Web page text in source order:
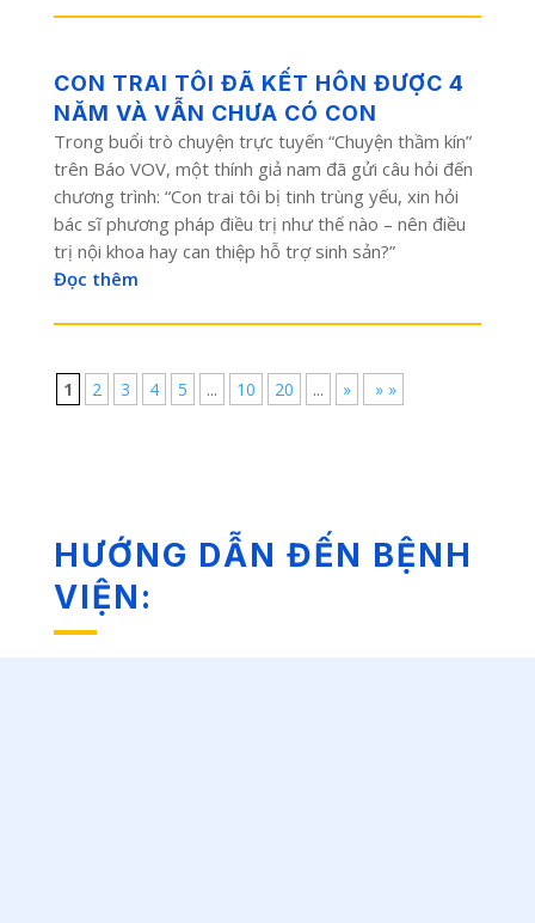
CON TRAI TÔI ĐÃ KẾT HÔN ĐƯỢC 4
NĂM VÀ VẪN CHƯA CÓ CON
Trong buổi trò chuyện trực tuyến “Chuyện thầm kín”
trên Báo VOV, một thính giả nam đã gửi câu hỏi đến
chương trình: “Con trai tôi bị tinh trùng yếu, xin hỏi
bác sĩ phương pháp điều trị như thế nào – nên điều
trị nội khoa hay can thiệp hỗ trợ sinh sản?”
Đọc thêm
1 2 3 4 5 ... 10 20 ... » » »
HƯỚNG DẪN ĐẾN BỆNH
VIỆN: